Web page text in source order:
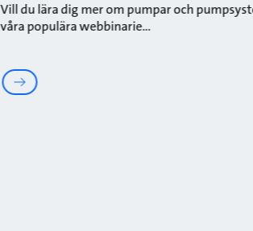
Vill du lära dig mer om pumpar och
våra populära webbinarie